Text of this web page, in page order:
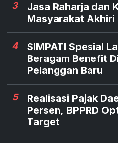
3
Jasa Raharja dan
Masyarakat Akhiri
4
SIMPATI Spesial
Beragam Benefit
Pelanggan Baru
5
Realisasi Pajak
Persen, BPPRD
Target